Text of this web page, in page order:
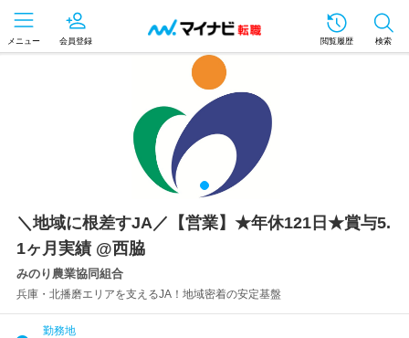
メニュー 会員登録 閲覧履歴 検索
＼地域に根差すJA／【営業】★年休121日★賞与5.
1ヶ月実績 @西脇
みのり農業協同組合
兵庫・北播磨エリアを支えるJA！地域密着の安定基盤
勤務地